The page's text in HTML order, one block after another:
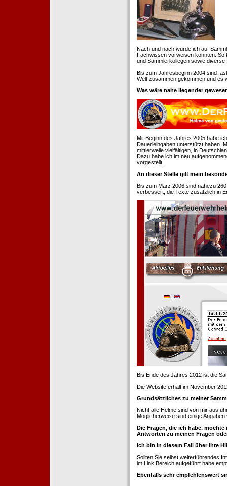
Nach und nach wurde ich auf
Fachwissen vorweisen konnten. So
und Sammlerkollegen sowie
Bis zum Jahresbeginn 2004 sind
Welt zusammen gekommen und es
Was wäre nahe liegender
Mit Beginn des Jahres 2005 habe
Dauerleihgaben unterstützt haben.
mittlerweile vielfältigen, in
Dazu habe ich im neu
vorgestellt.
An dieser Stelle gilt mein
Bis zum März 2006 sind nahezu
verbessert, die Texte zusätzlich in
Bis Ende des Jahres 2012 ist die
Die Website erhält im November
Grundsätzliches zu meiner
Nicht alle Helme sind von mir
Möglicherweise sind einige
Die Fragen, die ich habe,
Antworten zu meinen Fragen
Ich bin in diesem Fall über Ihre
Sollten Sie selbst weiterführendes
im Link Bereich aufgeführt habe
Ebenfalls sehr empfehlenswert